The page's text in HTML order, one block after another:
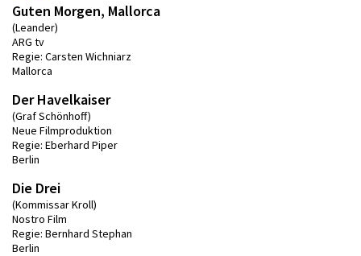
Guten Morgen, Mallorca
(Leander)
ARG tv
Regie: Carsten Wichniarz
Mallorca
Der Havelkaiser
(Graf Schönhoff)
Neue Filmproduktion
Regie: Eberhard Piper
Berlin
Die Drei
(Kommissar Kroll)
Nostro Film
Regie: Bernhard Stephan
Berlin